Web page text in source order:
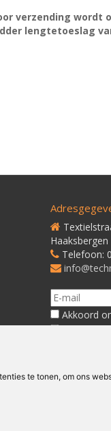
te tonen, om ons
verzending wordt
lengtetoeslag
Haaksbergen
Telefoon:
Akkoord
Akkoord